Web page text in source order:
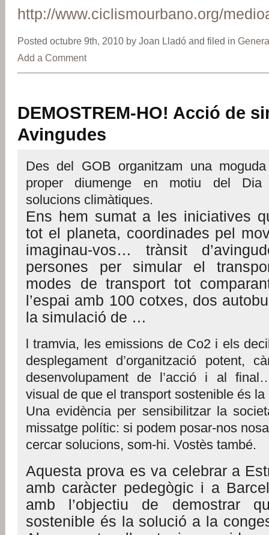
http://www.ciclismourbano.org/
Posted octubre 9th, 2010 by Joan Lladó and filed in
Add a Comment
DEMOSTREM-HO! Acció de
Avingudes
Des del GOB organitzam una
proper diumenge en motiu del Dia
solucions climàtiques.
Ens hem sumat a les iniciatives
tot el planeta, coordinades pel
imaginau-vos… trànsit
persones per simular el
modes de transport tot
l’espai amb 100 cotxes, dos
la simulació de …
l tramvia, les emissions de Co2 i els
desplegament d’organització potent,
desenvolupament de l’acció i al
visual de que el transport sostenible és
Una evidència per sensibilitzar la
missatge polític: si podem posar-nos
cercar solucions, som-hi. Vostès també.
Aquesta prova es va celebrar a
amb caràcter pedegògic i a
amb l’objectiu de demostrar
sostenible és la solució a la